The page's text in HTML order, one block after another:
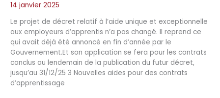
14 janvier 2025
Le projet de décret relatif à l’aide unique et exceptionnelle
aux employeurs d’apprentis n’a pas changé. Il reprend ce
qui avait déjà été annoncé en fin d’année par le
Gouvernement.Et son application se fera pour les contrats
conclus au lendemain de la publication du futur décret,
jusqu’au 31/12/25 3 Nouvelles aides pour des contrats
d’apprentissage
nouveauté
sous
le
soleil